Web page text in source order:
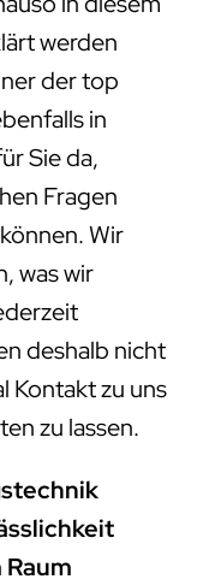
werden
der top
in
Sie da,
Fragen
Wir
was wir
deshalb nicht
Kontakt zu uns
zu lassen.